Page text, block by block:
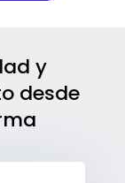
y
desde